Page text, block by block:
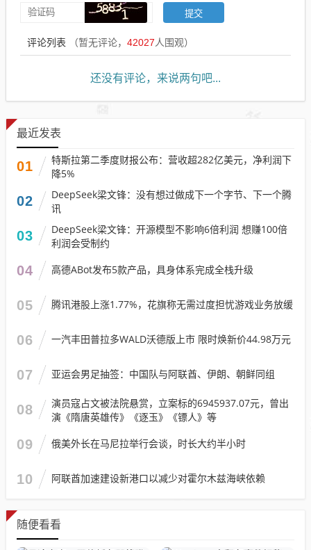
评论列表 （暂无评论， 42027人围观）
还没有评论，来说两句吧...
最近发表
01
特斯拉第二季度财报公布：营收超282亿美元，净利润下
降5%
02
DeepSeek梁文锋：没有想过做成下一个字节、下一个腾
讯
03
DeepSeek梁文锋：开源模型不影响6倍利润 想赚100倍
利润会受制约
04 高德ABot发布5款产品，具身体系完成全栈升级
05 腾讯港股上涨1.77%，花旗称无需过度担忧游戏业务放缓
06 一汽丰田普拉多WALD沃德版上市 限时焕新价44.98万元
07 亚运会男足抽签：中国队与阿联酋、伊朗、朝鲜同组
08
演员寇占文被法院悬赏，立案标的6945937.07元，曾出
演《隋唐英雄传》《逐玉》《镖人》等
09 俄美外长在马尼拉举行会谈，时长大约半小时
10 阿联酋加速建设新港口以减少对霍尔木兹海峡依赖
随便看看